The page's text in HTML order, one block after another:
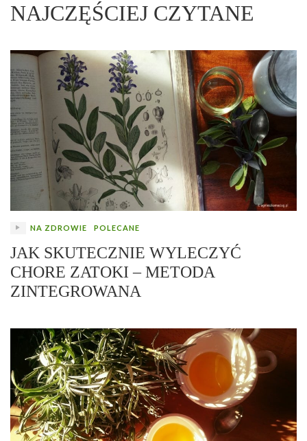
NAJCZĘŚCIEJ CZYTANE
NA ZDROWIE POLECANE
JAK SKUTECZNIE WYLECZYĆ
CHORE ZATOKI – METODA
ZINTEGROWANA